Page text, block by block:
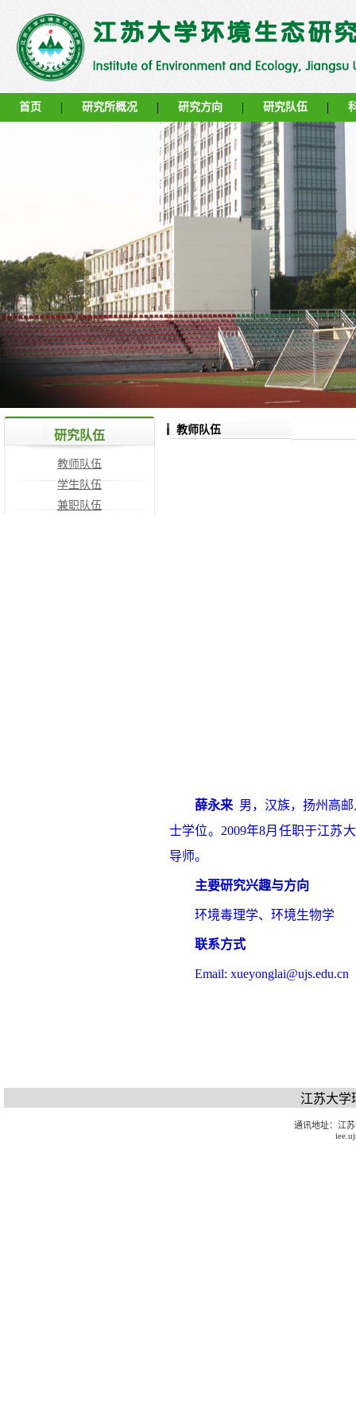
首页 | 研究所概况 | 研究方向 | 研究队伍 |
研究队伍
教师队伍
学生队伍
兼职队伍
教师队伍
薛永来 男，汉族，扬州高
士学位。2009年8月任职于江苏
导师。
主要研究兴趣与方向
环境毒理学、环境生物学
联系方式
Email: xueyonglai@ujs.edu.cn
江苏大学
通讯地址：江